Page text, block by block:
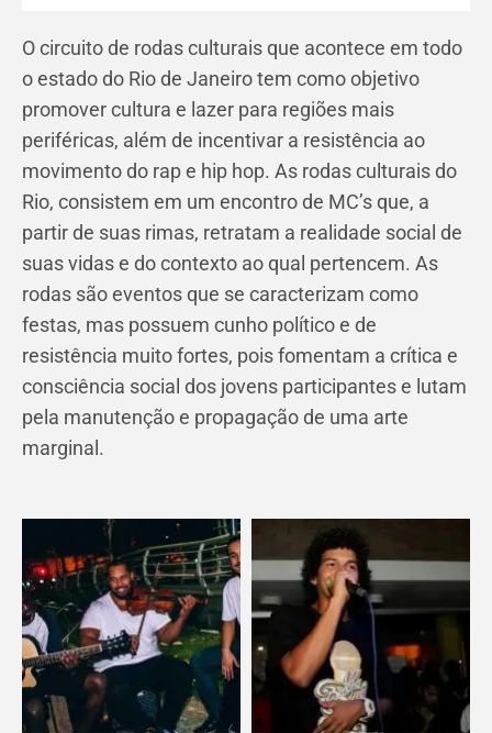
O circuito de rodas culturais que acontece em todo
o estado do Rio de Janeiro tem como objetivo
promover cultura e lazer para regiões mais
periféricas, além de incentivar a resistência ao
movimento do rap e hip hop. As rodas culturais do
Rio, consistem em um encontro de MC’s que, a
partir de suas rimas, retratam a realidade social de
suas vidas e do contexto ao qual pertencem. As
rodas são eventos que se caracterizam como
festas, mas possuem cunho político e de
resistência muito fortes, pois fomentam a crítica e
consciência social dos jovens participantes e lutam
pela manutenção e propagação de uma arte
marginal.